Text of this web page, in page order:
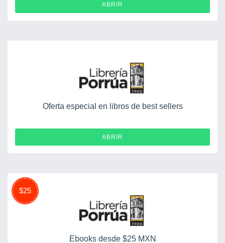
ABRIR
Oferta especial en libros de best sellers
ABRIR
$25
Ebooks desde $25 MXN